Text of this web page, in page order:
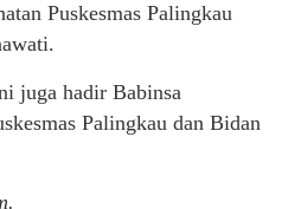
Puskesmas Palingkau
juga hadir Babinsa
Palingkau dan Bidan